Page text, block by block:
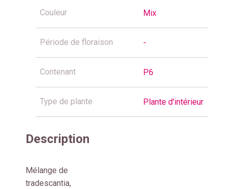
Couleur Mix
Période de floraison -
Contenant P6
Type de plante Plante d'intérieur
Description
Mélange de
tradescantia,